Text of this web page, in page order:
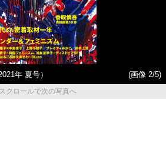
年 夏号）
(画像 2/5)
クロールで次の写真へ